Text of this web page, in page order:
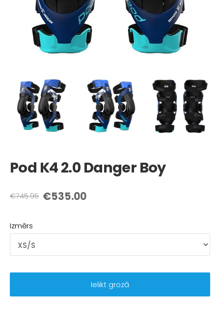
Pod K4 2.0 Danger Boy
€745.95 €535.00
Izmērs
Ielikt grozā